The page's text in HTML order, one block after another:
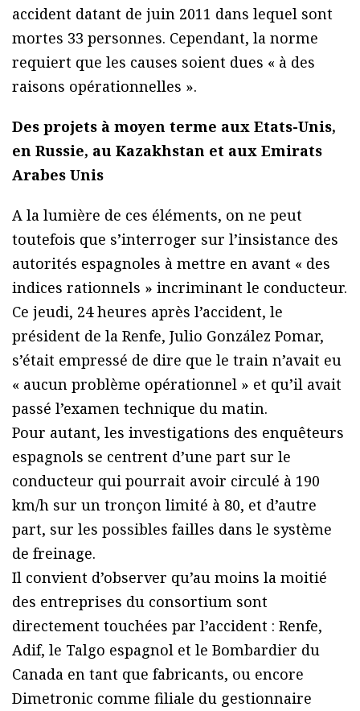
accident datant de juin 2011 dans lequel sont
mortes 33 personnes. Cependant, la norme
requiert que les causes soient dues « à des
raisons opérationnelles ».
Des projets à moyen terme aux Etats-Unis,
en Russie, au Kazakhstan et aux Emirats
Arabes Unis
A la lumière de ces éléments, on ne peut
toutefois que s’interroger sur l’insistance des
autorités espagnoles à mettre en avant « des
indices rationnels » incriminant le conducteur.
Ce jeudi, 24 heures après l’accident, le
président de la Renfe, Julio González Pomar,
s’était empressé de dire que le train n’avait eu
« aucun problème opérationnel » et qu’il avait
passé l’examen technique du matin.
Pour autant, les investigations des enquêteurs
espagnols se centrent d’une part sur le
conducteur qui pourrait avoir circulé à 190
km/h sur un tronçon limité à 80, et d’autre
part, sur les possibles failles dans le système
de freinage.
Il convient d’observer qu’au moins la moitié
des entreprises du consortium sont
directement touchées par l’accident : Renfe,
Adif, le Talgo espagnol et le Bombardier du
Canada en tant que fabricants, ou encore
Dimetronic comme filiale du gestionnaire